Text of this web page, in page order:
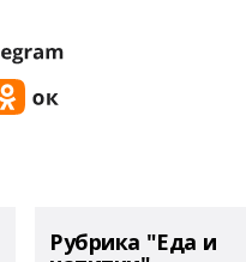
Рубрика "Еда и